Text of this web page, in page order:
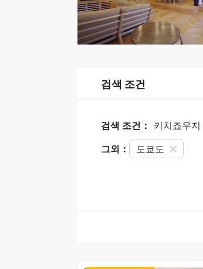
검색 조건
검색 조건： 키치죠우
그외： 도쿄도